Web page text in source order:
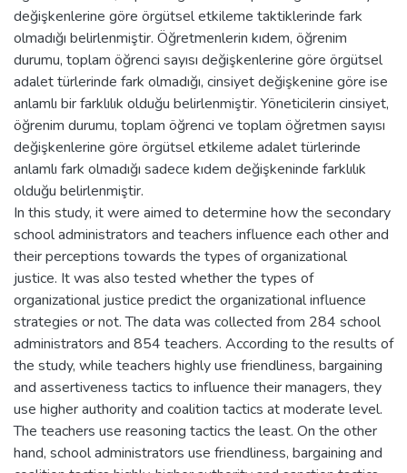
değişkenlerine göre örgütsel etkileme taktiklerinde fark
olmadığı belirlenmiştir. Öğretmenlerin kıdem, öğrenim
durumu, toplam öğrenci sayısı değişkenlerine göre örgütsel
adalet türlerinde fark olmadığı, cinsiyet değişkenine göre ise
anlamlı bir farklılık olduğu belirlenmiştir. Yöneticilerin cinsiyet,
öğrenim durumu, toplam öğrenci ve toplam öğretmen sayısı
değişkenlerine göre örgütsel etkileme adalet türlerinde
anlamlı fark olmadığı sadece kıdem değişkeninde farklılık
olduğu belirlenmiştir.
In this study, it were aimed to determine how the secondary
school administrators and teachers influence each other and
their perceptions towards the types of organizational
justice. It was also tested whether the types of
organizational justice predict the organizational influence
strategies or not. The data was collected from 284 school
administrators and 854 teachers. According to the results of
the study, while teachers highly use friendliness, bargaining
and assertiveness tactics to influence their managers, they
use higher authority and coalition tactics at moderate level.
The teachers use reasoning tactics the least. On the other
hand, school administrators use friendliness, bargaining and